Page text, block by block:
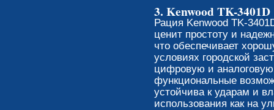
3. Kenwood TK-3401D
Рация Kenwood TK-
ценит простоту и
что обеспечивает
условиях городской
цифровую и
функциональные
устойчива к ударам и
использования как на